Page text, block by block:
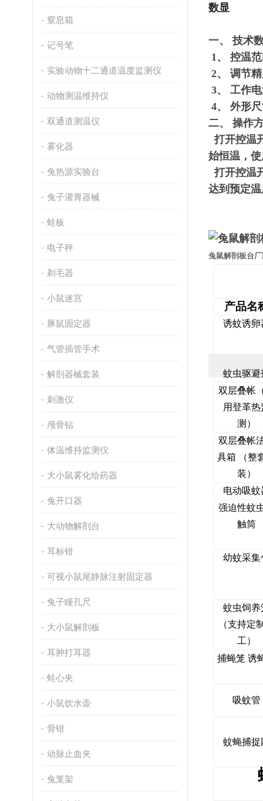
窒息箱
记号笔
实验动物十二通道温度监测仪
动物测温维持仪
双通道测温仪
雾化器
兔热源实验台
兔子灌胃器械
蛙板
电子秤
剃毛器
小鼠迷宫
豚鼠固定器
气管插管手术
解剖器械套装
刺激仪
颅骨钻
体温维持监测仪
大小鼠雾化给药器
兔开口器
大动物解剖台
耳标钳
可视小鼠尾静脉注射固定器
兔子瞳孔尺
大小鼠解剖板
耳肿打耳器
蛙心夹
小鼠饮水壶
骨钳
动脉止血夹
兔笼架
数显
一、 技术
1、 控温
2、 调节
3、 工作
4、 外形
二、 操作
打开控温
始恒温，
打开控温
达到预定
兔鼠解剖板台
产品名
诱蚊诱卵
蚊虫驱避
双层叠帐
用登革热
测）
双层叠帐
具箱 （整
装）
电动吸蚊
强迫性蚊
触筒
幼蚊采集
蚊虫饲养
（支持定
工）
捕蝇笼 诱
吸蚊管
蚊蝇捕捉